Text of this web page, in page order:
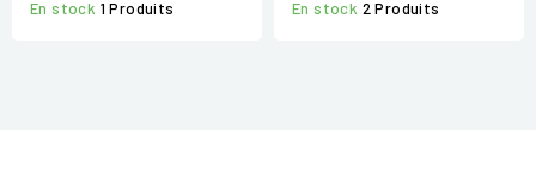
En stock 1 Produits En stock 2 Produits